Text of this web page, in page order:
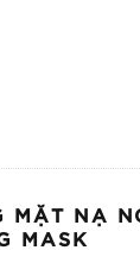
MẶT NẠ
MASK